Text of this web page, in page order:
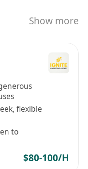
、数据收集等工
沟通。
译为英文后，需要
Show more
flexible
to
$80-100/H